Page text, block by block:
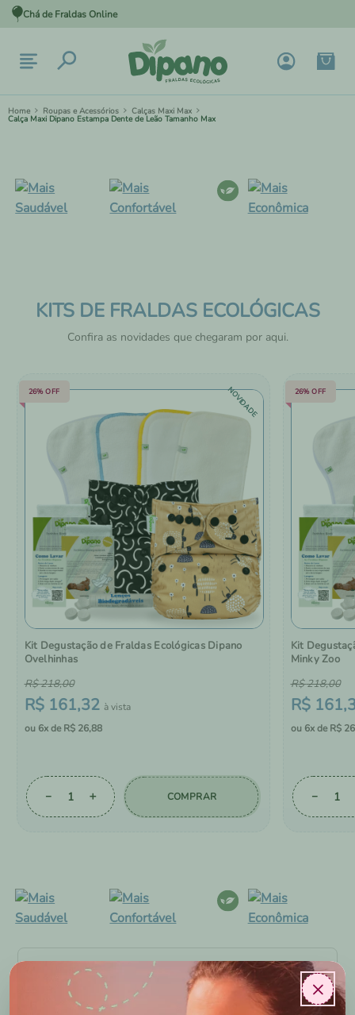
Chá de Fraldas Online
×
Roupas e Acessórios Calças Maxi Max
Calça Maxi Dipano Estampa Dente de Leão Tamanho Max
KITS DE FRALDAS ECOLÓGICAS
Confira as novidades que chegaram por aqui.
26% OFF NOVIDADE
Kit Degustação de Fraldas Ecológicas Dipano
Ovelhinhas
R$ 161,32
R$218,00
6 R$ 26,88
＋
－ COMPRAR
26% OFF
Kit
Minky Zoo
R$ 161,
R$218,00
6 R$ 26
－
AVALIAÇÕES DOS